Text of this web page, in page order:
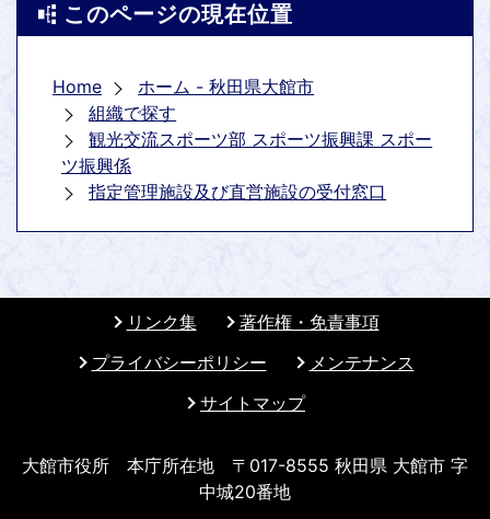
このページの現在位置
Home
ホーム - 秋田県大館市
組織で探す
観光交流スポーツ部 スポーツ振興課 スポー
ツ振興係
指定管理施設及び直営施設の受付窓口
リンク集
著作権・免責事項
プライバシーポリシー
メンテナンス
サイトマップ
大館市役所 本庁所在地 〒017-8555 秋田県 大館市 字
中城20番地